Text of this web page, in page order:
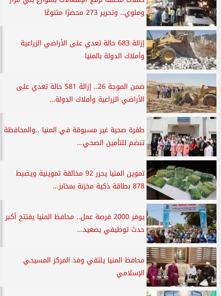
وملوي.. وتحرير 273 محضرًا متنوعًا
إزالة 683 حالة تعدي على الأراضي الزراعية
وأملاك الدولة بالمنيا
ضمن الموجة 26.. إزالة 581 حالة تعدي على
الأراضي الزراعية وأملاك الدولة...
طفرة صحية غير مسبوقة في المنيا ..والمحافظة
تنضم للتأمين الصحي...
تموين المنيا يحرر 92 مخالفة تموينية ويضبط
878 بطاقة ذكية مخزنة بمخابز...
يوفر 2000 فرصة عمل.. محافظ المنيا يفتتح أكبر
حدث توظيفي بصعيد...
محافظ المنيا يلتقي وفد المركز المسيحي
الإسلامي